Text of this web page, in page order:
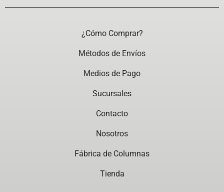
¿Cómo Comprar?
Métodos de Envíos
Medios de Pago
Sucursales
Contacto
Nosotros
Fábrica de Columnas
Tienda